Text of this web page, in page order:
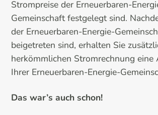
Strompreise der Erneuerbaren-
Gemeinschaft festgelegt sind.
der Erneuerbaren-Energie-
beigetreten sind, erhalten Sie
herkömmlichen Stromrechnung eine
Ihrer Erneuerbaren-Energie-
Das war’s auch schon!